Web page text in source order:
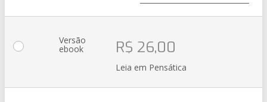
Versão
ebook R$ 26,00
Leia em Pensática